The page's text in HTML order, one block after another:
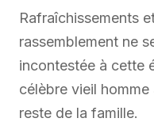
Rafraîchissements
rassemblement ne
incontestée à cette
célèbre vieil
reste de la famille.